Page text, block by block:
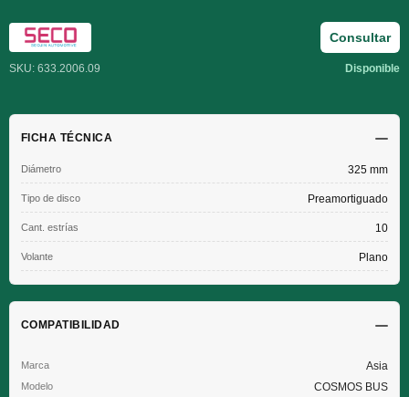
SKU: 633.2006.09 Disponible
Consultar
FICHA TÉCNICA
Diámetro 325 mm
Tipo de disco Preamortiguado
Cant. estrías 10
Volante Plano
COMPATIBILIDAD
Asia
COSMOS BUS